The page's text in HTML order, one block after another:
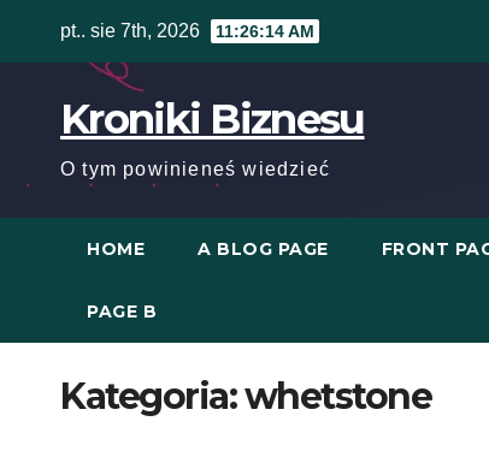
pt.. sie 7th, 2026 11:26:14 AM
Kroniki Biznesu
O tym powinieneś wiedzieć
HOME A BLOG PAGE FRONT
PAGE B
Kategoria:whetstone